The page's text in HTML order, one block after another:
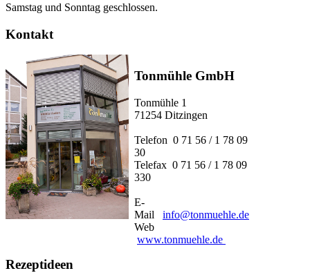
Samstag und Sonntag geschlossen.
Kontakt
Tonmühle GmbH
Tonmühle 1
71254 Ditzingen
Telefon 0 71 56 / 1 78 09
30
Telefax 0 71 56 / 1 78 09
330
E-
Mail
info@tonmuehle.de
Web
www.tonmuehle.de
Rezeptideen